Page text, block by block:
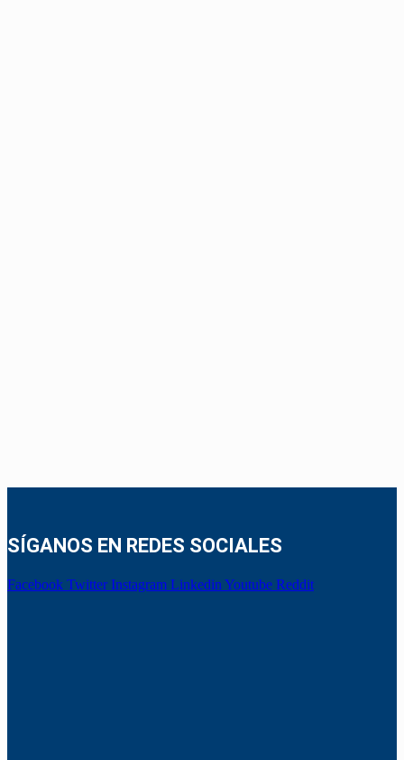
SÍGANOS EN REDES SOCIALES
Facebook Twitter Instagram Linkedin Youtube Reddit